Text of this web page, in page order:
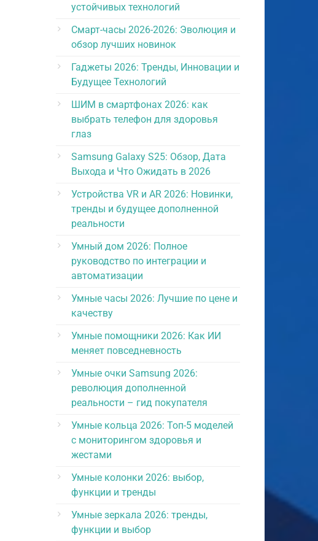
устойчивых технологий
Смарт-часы 2026-2026: Эволюция и
обзор лучших новинок
Гаджеты 2026: Тренды, Инновации и
Будущее Технологий
ШИМ в смартфонах 2026: как
выбрать телефон для здоровья
глаз
Samsung Galaxy S25: Обзор, Дата
Выхода и Что Ожидать в 2026
Устройства VR и AR 2026: Новинки,
тренды и будущее дополненной
реальности
Умный дом 2026: Полное
руководство по интеграции и
автоматизации
Умные часы 2026: Лучшие по цене и
качеству
Умные помощники 2026: Как ИИ
меняет повседневность
Умные очки Samsung 2026:
революция дополненной
реальности – гид покупателя
Умные кольца 2026: Топ-5 моделей
с мониторингом здоровья и
жестами
Умные колонки 2026: выбор,
функции и тренды
Умные зеркала 2026: тренды,
функции и выбор